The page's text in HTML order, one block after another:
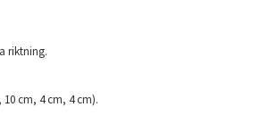
riktning.
cm, 4 cm, 4 cm).